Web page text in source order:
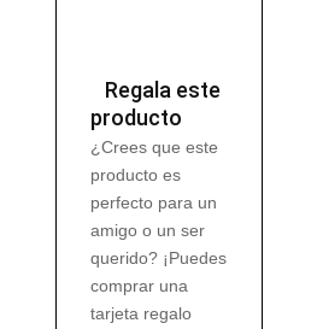
Regala este
producto
¿Crees que este
producto es
perfecto para un
amigo o un ser
querido? ¡Puedes
comprar una
tarjeta regalo